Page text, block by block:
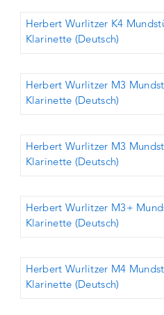
Herbert Wurlitzer K4
Klarinette (Deutsch)
Herbert Wurlitzer M3
Klarinette (Deutsch)
Herbert Wurlitzer M3
Klarinette (Deutsch)
Herbert Wurlitzer M3+
Klarinette (Deutsch)
Herbert Wurlitzer M4
Klarinette (Deutsch)